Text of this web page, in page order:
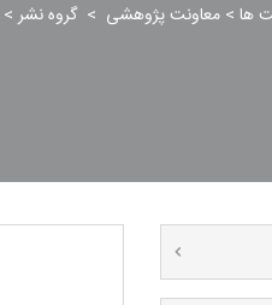
ها > معاونت پژوهشی > ‏گروه نشر‏ >